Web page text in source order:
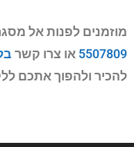
מוזמנים לפנות אל
5507809 או צרו קשר
להכיר ולהפוך אתכם